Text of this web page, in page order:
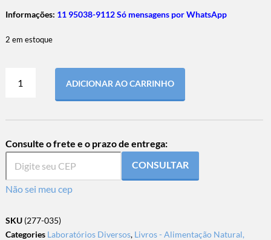
Informações: 11 95038-9112 Só mensagens por WhatsApp
2 em estoque
ADICIONAR AO CARRINHO
Consulte o frete e o prazo de entrega:
CONSULTAR
Não sei meu cep
SKU (277-035)
Categories Laboratórios Diversos, Livros - Alimentação Natural,